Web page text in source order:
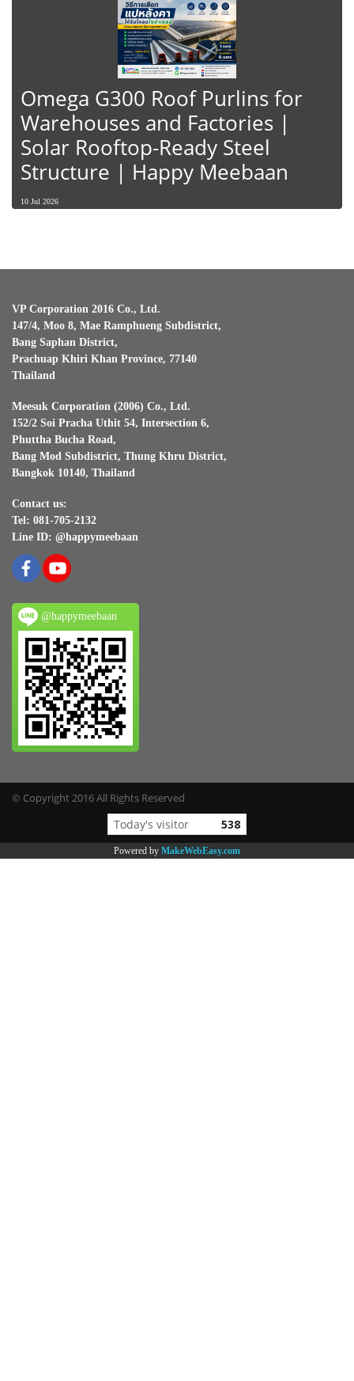
Omega G300 Roof Purlins for
Warehouses and Factories |
Solar Rooftop-Ready Steel
Structure | Happy Meebaan
10 Jul 2026
VP Corporation 2016 Co., Ltd.
147/4, Moo 8, Mae Ramphueng Subdistrict,
Bang Saphan District,
Prachuap Khiri Khan Province, 77140
Thailand
Meesuk Corporation (2006) Co., Ltd.
152/2 Soi Pracha Uthit 54, Intersection 6,
Phuttha Bucha Road,
Bang Mod Subdistrict, Thung Khru District,
Bangkok 10140, Thailand
Contact us:
Tel: 081-705-2132
Line ID: @happymeebaan
@happymeebaan
© Copyright 2016 All Rights Reserved
Today's visitor 538
Powered by MakeWebEasy.com